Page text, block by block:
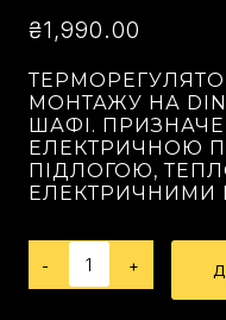
₴1,990.00
МОНТАЖУ НА
ШАФІ.
ЕЛЕКТРИЧНОЮ
ПІДЛОГОЮ,
ЕЛЕКТРИЧНИМИ